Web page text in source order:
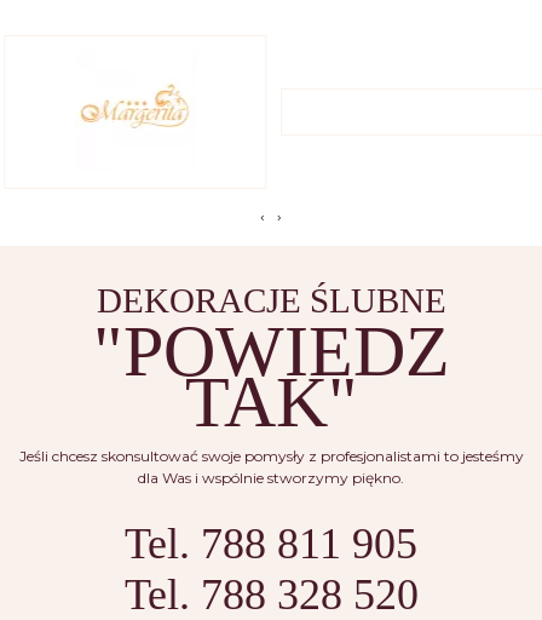
‹ ›
DEKORACJE ŚLUBNE
"POWIEDZ
TAK"
Jeśli chcesz skonsultować swoje pomysły z profesjonalistami to jesteśmy
dla Was i wspólnie stworzymy piękno.
Tel. 788 811 905
Tel. 788 328 520